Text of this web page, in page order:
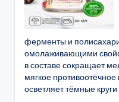
ферменты и
омолаживающими
в составе сокращает
мягкое
осветляет тёмные